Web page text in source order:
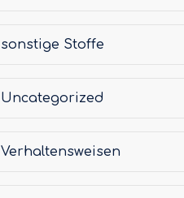
sonstige Stoffe
Uncategorized
Verhaltensweisen